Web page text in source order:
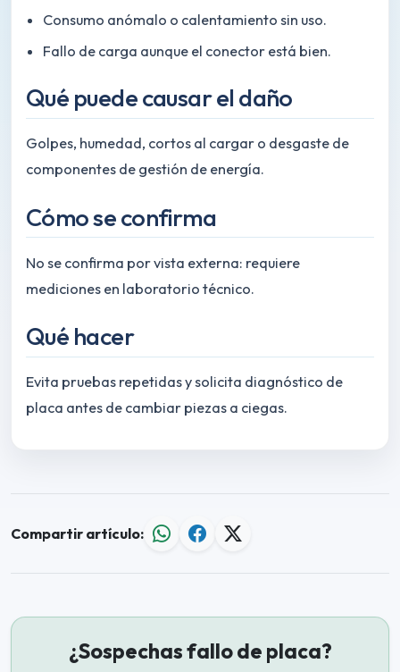
Consumo anómalo o calentamiento sin uso.
Fallo de carga aunque el conector está bien.
Qué puede causar el daño
Golpes, humedad, cortos al cargar o desgaste de
componentes de gestión de energía.
Cómo se confirma
No se confirma por vista externa: requiere
mediciones en laboratorio técnico.
Qué hacer
Evita pruebas repetidas y solicita diagnóstico de
placa antes de cambiar piezas a ciegas.
Compartir artículo:
¿Sospechas fallo de placa?